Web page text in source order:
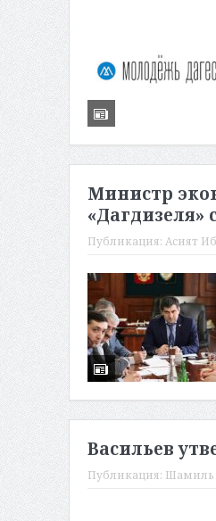
Министр
Публикация: Асият
Васильев
Публикация: Шамиль